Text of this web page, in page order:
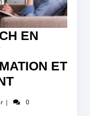
EN
ET
LE
GUIDE
pngroup-
|
0